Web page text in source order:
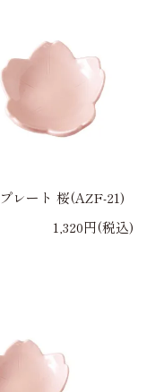
レート 桜(AZF-21)
1,320円(税込)